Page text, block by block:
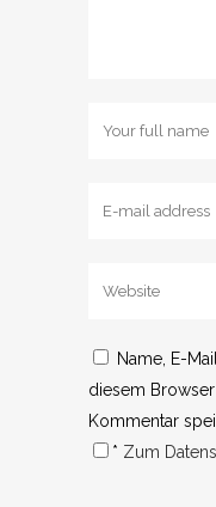
Name, E-
diesem
Kommentar
* Zum